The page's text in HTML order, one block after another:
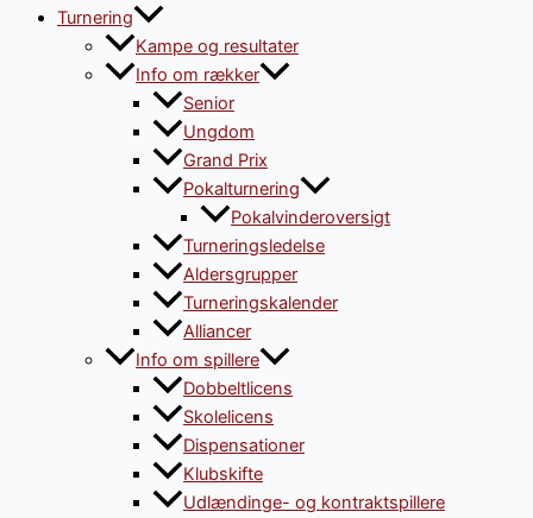
Turnering
Kampe og resultater
Info om rækker
Senior
Ungdom
Grand Prix
Pokalturnering
Pokalvinderoversigt
Turneringsledelse
Aldersgrupper
Turneringskalender
Alliancer
Info om spillere
Dobbeltlicens
Skolelicens
Dispensationer
Klubskifte
Udlændinge- og kontraktspillere